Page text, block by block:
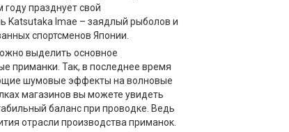
празднует свой
Katsutaka Imae – заядлый рыболов и
спортсменов Японии.
выделить основное
приманки. Так, в последнее время
шумовые эффекты на волновые
магазинов вы можете увидеть
баланс при проводке. Ведь
отрасли производства приманок.